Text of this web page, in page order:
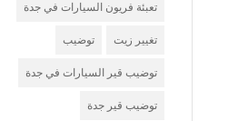
تعبئة فريون السيارات في جدة
تغيير زيت توضيب
توضيب قير السيارات في جدة
توضيب قير جدة